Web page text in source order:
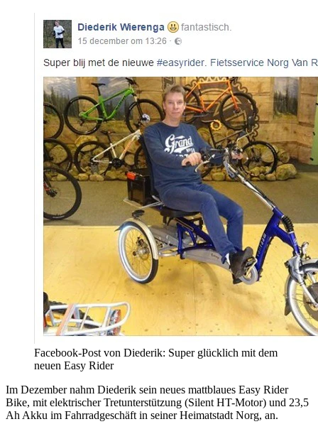
Facebook-Post von Diederik: Super glücklich mit dem
neuen Easy Rider
Im Dezember nahm Diederik sein neues mattblaues Easy Rider
Bike, mit elektrischer Tretunterstützung (Silent HT-Motor) und 23,5
Ah Akku im Fahrradgeschäft in seiner Heimatstadt Norg, an.